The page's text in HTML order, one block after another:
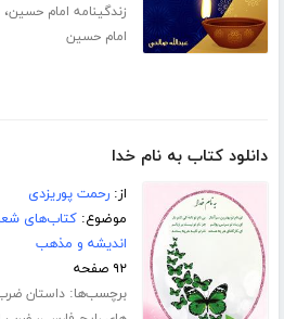
زندگینامه امام حسین،
امام حسین
دانلود کتاب به نام خدا
از:رحمت پوریزدی
موضوع:کتاب‌های
اندیشه و مذهب
۹۲ صفحه
برچسب‌ها:داستان